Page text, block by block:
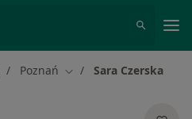
Poznań Zmień miasto
Sara Czerska